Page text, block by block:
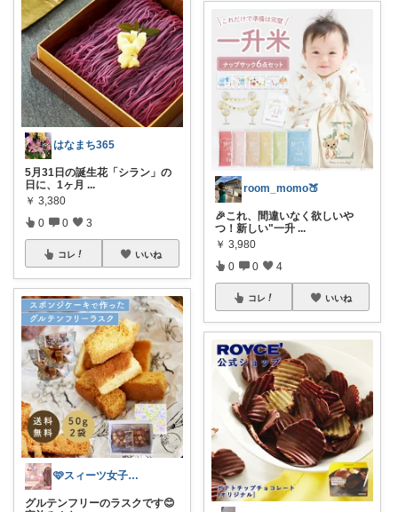
はなまち365
5月31日の誕生花「シラン」の
日に、1ヶ月 ...
￥ 3,380
0 0 3
コレ いいね
🩷スィーツ女子向けのお菓子ROOM🩷
グルテンフリーのラスクです😊
room_momo🍑
🎉これ、間違いなく欲しいや
つ！新しい"一升 ...
￥ 3,980
0 0 4
コレ いいね